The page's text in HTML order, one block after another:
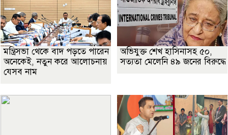
মন্ত্রিসভা থেকে বাদ পড়তে পারেন
অনেকেই, নতুন করে আলোচনায়
যেসব নাম
অভিযুক্ত শেখ হাসিনাসহ ৫০,
সত্যতা মেলেনি ৪৯ জনের বিরুদ্ধে